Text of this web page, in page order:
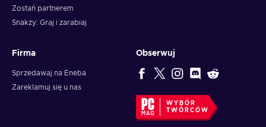
Zostań partnerem
Snakzy: Graj i zarabiaj
Firma
Sprzedawaj na Eneba
Zareklamuj się u nas
Obserwuj
WYBÓR
TWÓRCÓW